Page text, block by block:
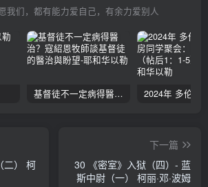
我们，都有能力爱自己，有余力爱别人
基督徒不一定病得醫治？寇紹恩牧師談基督徒的醫治與盼望
二） 柯
下一篇
30 《密室》入狱（四）- 蓝
斯中尉（一） 柯丽·邓·波姆